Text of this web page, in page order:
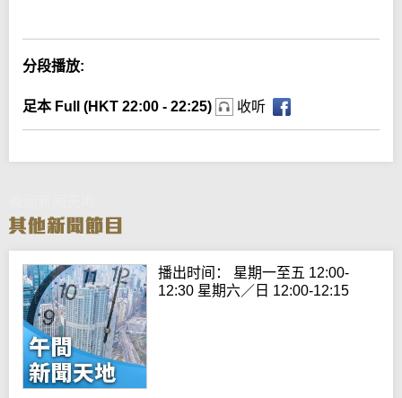
分段播放:
足本 Full (HKT 22:00 - 22:25) 收听
播出时间： 星期一至五 12:00-
12:30 星期六／日 12:00-12:15